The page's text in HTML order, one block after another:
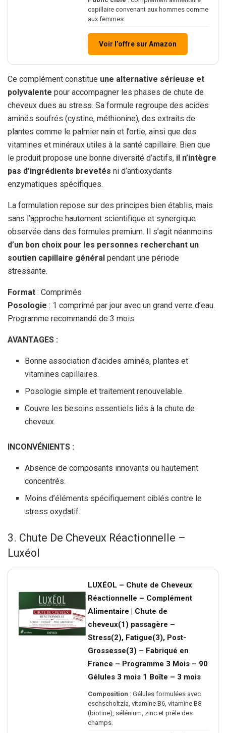
capillaire convenant aux hommes comme
aux femmes.
Voir l’offre sur Amazon
Ce complément constitue une alternative sérieuse et
polyvalente pour accompagner les phases de chute de
cheveux dues au stress. Sa formule regroupe des acides
aminés soufrés (cystine, méthionine), des extraits de
plantes comme le palmier nain et l’ortie, ainsi que des
vitamines et minéraux utiles à la santé capillaire. Bien que
le produit propose une bonne diversité d’actifs, il n’intègre
pas d’ingrédients brevetés ni d’antioxydants
enzymatiques spécifiques.
La formulation repose sur des principes bien établis, mais
sans l’approche hautement scientifique et synergique
observée dans des formules premium. Il s’agit néanmoins
d’un bon choix pour les personnes recherchant un
soutien capillaire général pendant une période
stressante.
Format : Comprimés
Posologie : 1 comprimé par jour avec un grand verre d’eau.
Programme recommandé de 3 mois.
AVANTAGES :
Bonne association d’acides aminés, plantes et
vitamines capillaires.
Posologie simple et traitement renouvelable.
Couvre les besoins essentiels liés à la chute de
cheveux.
INCONVÉNIENTS :
Absence de composants innovants ou hautement
concentrés.
Moins d’éléments spécifiquement ciblés contre le
stress oxydatif.
3. Chute De Cheveux Réactionnelle –
Luxéol
LUXÉOL – Chute de Cheveux
Réactionnelle – Complément
Alimentaire | Chute de
cheveux(1) passagère –
Stress(2), Fatigue(3), Post-
Grossesse(3) – Fabriqué en
France – Programme 3 Mois – 90
Gélules 3 mois 1 Boîte – 3 mois
Composition : Gélules formulées avec
eschscholtzia, vitamine B6, vitamine B8
(biotine), sélénium, zinc et prêle des
champs.